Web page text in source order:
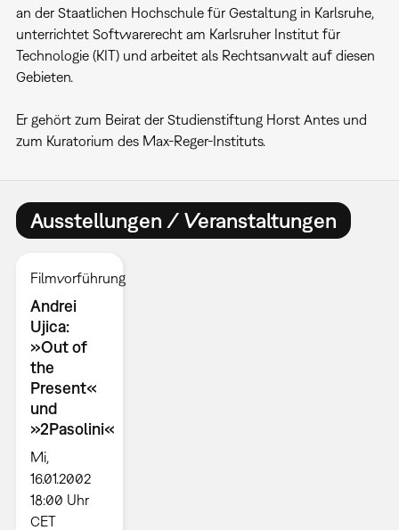
an der Staatlichen Hochschule für Gestaltung in Karlsruhe,
unterrichtet Softwarerecht am Karlsruher Institut für
Technologie (KIT) und arbeitet als Rechtsanwalt auf diesen
Gebieten.
Er gehört zum Beirat der Studienstiftung Horst Antes und
zum Kuratorium des Max-Reger-Instituts.
Ausstellungen / Veranstaltungen
Filmvorführung
Andrei
Ujica:
»Out of
the
Present«
und
»2Pasolini«
Mi,
16.01.2002
18:00 Uhr
CET